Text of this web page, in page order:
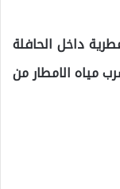
داخل الحافلة
مياه الامطار من